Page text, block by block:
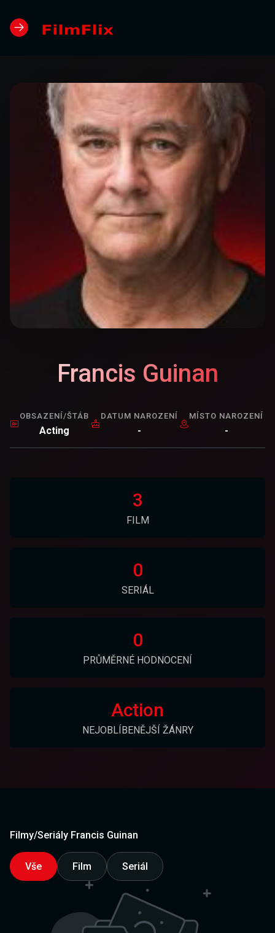
Francis Guinan
OBSAZENÍ/ŠTÁB
Acting
DATUM NAROZENÍ
-
MÍSTO NAROZENÍ
-
3
FILM
0
SERIÁL
0
PRŮMĚRNÉ HODNOCENÍ
Action
NEJOBLÍBENĚJŠÍ ŽÁNRY
Filmy/Seriály Francis Guinan
Vše Film Seriál